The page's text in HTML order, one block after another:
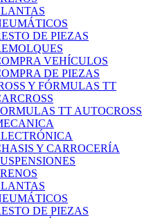
DE PIEZAS
VEHÍCULOS
DE PIEZAS
Y FÓRMULAS TT
TT AUTOCROSS
Y CARROCERÍA
DE PIEZAS